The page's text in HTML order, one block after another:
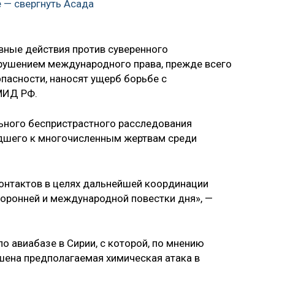
свергнуть Асада
действия против суверенного
международного права, прежде всего
наносят ущерб борьбе с
РФ.
беспристрастного расследования
к многочисленным жертвам среди
в целях дальнейшей координации
и международной повестки дня», —
авиабазе в Сирии, с которой, по мнению
предполагаемая химическая атака в